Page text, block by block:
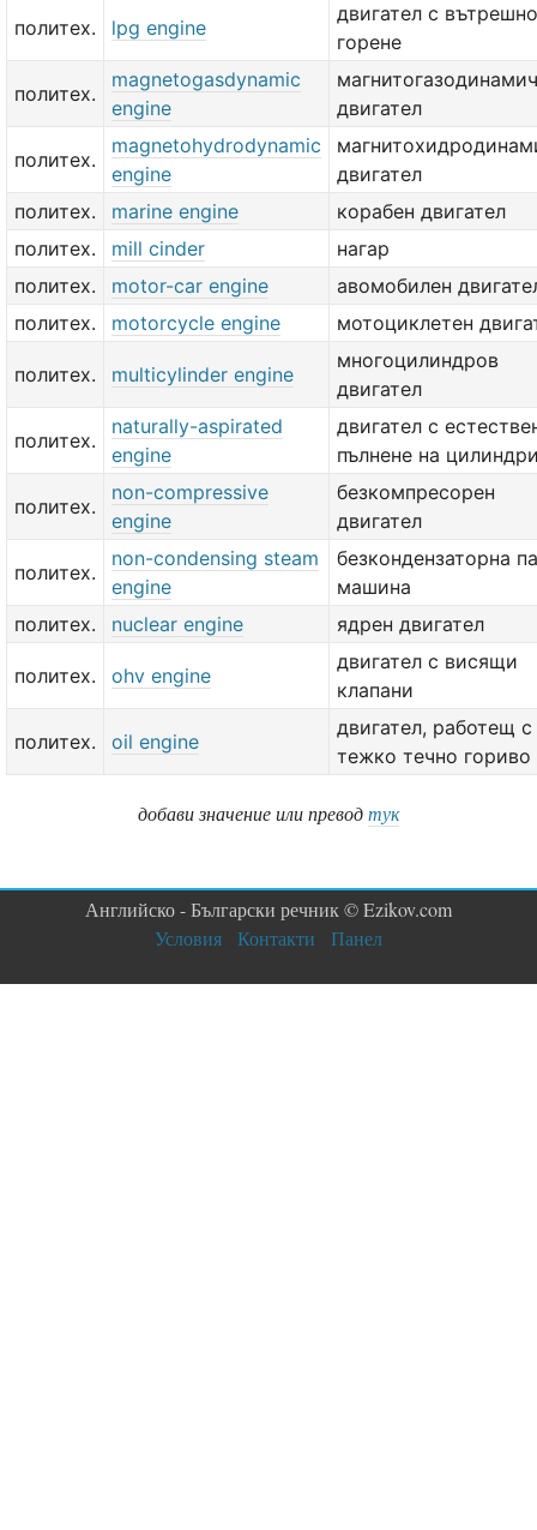
политех. lpg engine
двигател с вътрешно
горене
политех.
magnetogasdynamic
engine
двигател
политех.
magnetohydrodynamic
engine
двигател
политех.
marine engine
корабен двигател
политех.
mill cinder
нагар
политех.
motor-car engine
авомобилен
политех.
motorcycle engine мотоциклетен
политех. multicylinder engine
многоцилиндров
двигател
политех.
naturally-aspirated
engine
двигател с
пълнене на
политех.
non-compressive
engine
безкомпресорен
двигател
политех.
non-condensing steam
engine
безкондензаторна
машина
политех.
nuclear engine ядрен двигател
политех. ohv engine
двигател с висящи
клапани
политех. oil engine
двигател, работещ с
тежко течно гориво
добави значение или преводтук
Английско - Български речник © Ezikov.com
Условия
Контакти Панел